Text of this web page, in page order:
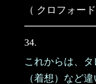
（ クロフォード
34.
これからは、
（着想）など